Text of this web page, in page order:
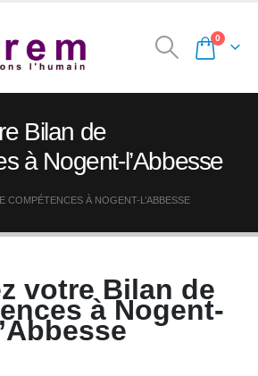
0
Bilan de
à Nogent-l’Abbesse
COMPÉTENCES À NOGENT-L’ABBESSE
votre Bilan de
à Nogent-